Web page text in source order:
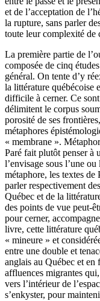
et de l’acceptation de
la rupture, sans parler
toute leur complexité de
La première partie de
composée de cinq études
général. On tente d’y
la littérature québécoise
difficile à cerner. Ce
délimitent le corpus
porosité de ses
métaphores
« membrane ».
Paré fait plutôt penser à
l’envisage sous l’une
métaphore, les textes de
parler respectivement
Québec et de la
des points de vue peut-
pour cerner,
livre, cette littérature
« mineure » et
entre une double et
anglais au Québec et en
affluences migrantes
vers l’intérieur de
s’enkyster, pour